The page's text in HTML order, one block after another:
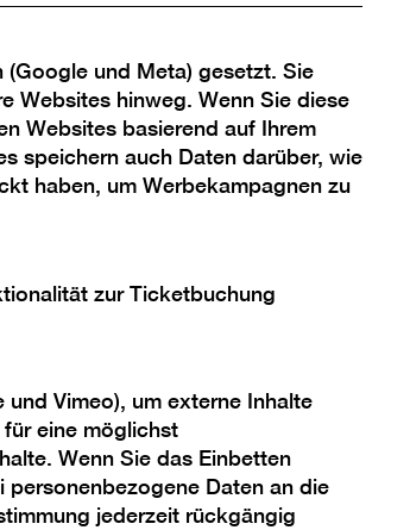
und Meta) gesetzt. Sie
Websites hinweg. Wenn Sie diese
Websites basierend auf Ihrem
speichern auch Daten darüber, wie
haben, um Werbekampagnen zu
zur Ticketbuchung
Vimeo), um externe Inhalte
eine möglichst
Wenn Sie das Einbetten
Daten an die
jederzeit rückgängig